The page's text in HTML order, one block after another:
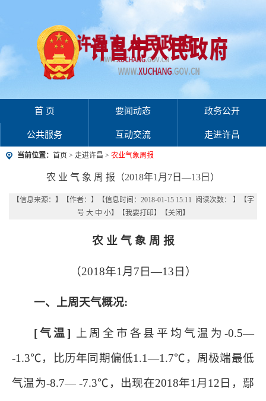
首 页 要闻动态 政务公开
公共服务 互动交流 走进许昌
当前位置： 首页 > 走进许昌 > 农业气象周报
农 业 气 象 周 报（2018年1月7日—13日）
【信息来源： 】 【作者： 】 【信息时间：2018-01-15 15:11 阅读次数：
】【字
号 大 中 小】【我要打印】【关闭 】
农 业 气 象 周 报
（2018年1 月 7 日—13 日）
一、上周天气概况:
[气温 ] 上周全市各县平均气温为-0.5—
-1.3℃，比历年同期偏低1.1—1.7℃，周极端最低
气温为-8.7—-7.3℃，出现在2018年1 月 12 日，鄢